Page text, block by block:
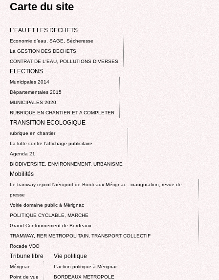
Carte du site
L'EAU ET LES DECHETS
Economie d’eau, SAGE, Sécheresse
La GESTION DES DECHETS
CONTRAT DE L'EAU, POLLUTIONS DIVERSES
ELECTIONS
Municipales 2014
Départementales 2015
MUNICIPALES 2020
RUBRIQUE EN CHANTIER ET A COMPLETER
TRANSITION ECOLOGIQUE
rubrique en chantier
La lutte contre l’affichage publicitaire
Agenda 21
BIODIVERSITE, ENVIRONNEMENT, URBANISME
Mobilités
Le tramway rejoint l'aéroport de Bordeaux Mérignac : inauguration, revue de
presse
Voirie domaine public à Mérignac
POLITIQUE CYCLABLE, MARCHE
Grand Contournement de Bordeaux
TRAMWAY, RER METROPOLITAIN, TRANSPORT COLLECTIF
Rocade VDO
Tribune libre
Mérignac
Point de vue
Vie politique
L’action politique à Mérignac
BORDEAUX METROPOLE